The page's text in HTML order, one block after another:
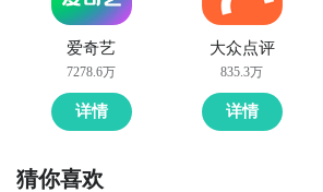
爱奇艺
7278.6万
详情
大众点评
835.3万
详情
猜你喜欢